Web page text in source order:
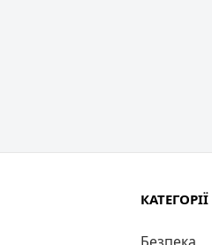
КАТЕГОРІЇ